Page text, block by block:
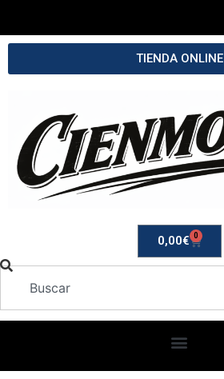
TIENDA ONLINE
0,00€ 0